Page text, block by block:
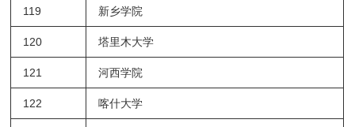
119 新乡学院
120 塔里木大学
121 河西学院
122 喀什大学